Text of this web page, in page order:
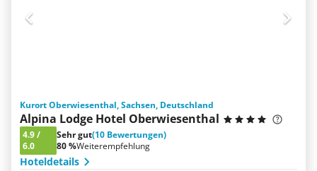
Kurort Oberwiesenthal, Sachsen, Deutschland
Alpina Lodge Hotel Oberwiesenthal
4.9/
6.0
Sehr gut(10 Bewertungen)
80 %Weiterempfehlung
Hoteldetails